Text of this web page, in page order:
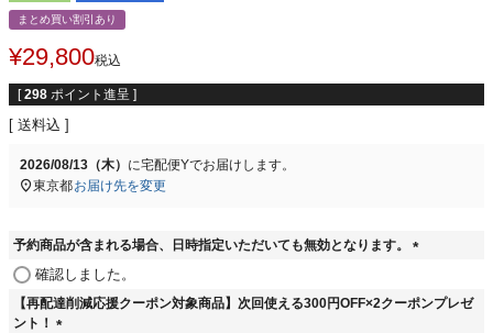
まとめ買い割引あり
¥29,800税込
[ 298 ポイント進呈 ]
送料込
2026/08/13（木） に宅配便Yでお届けします。
東京都お届け先を変更
予約商品が含まれる場合、日時指定いただいても無効となります。
須
確認しました。
【再配達削減応援クーポン対象商品】次回使える300円OFF×2クーポンプレゼ
ント！